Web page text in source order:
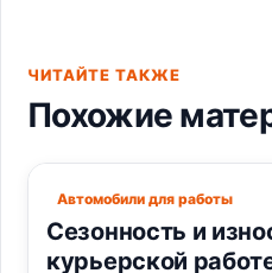
ЧИТАЙТЕ ТАКЖЕ
Похожие
Автомобили для работы
Сезонность и
курьерской